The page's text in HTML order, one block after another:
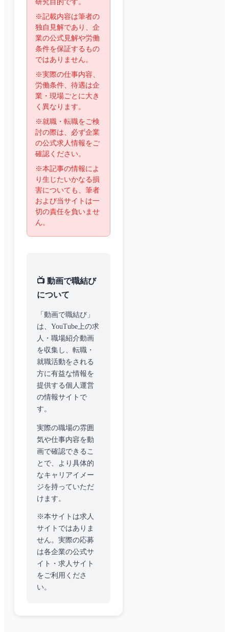
研究目的です。
※記載内容は筆者の
独自見解であり、企
業の公式見解や労働
条件を保証するもの
ではありません。
※実際の仕事内容、
労働条件、待遇は企
業・現場ごとに大き
く異なります。
※就職・転職をご検
討の際は、必ず企業
の公式求人情報をご
確認ください。
※本記事の情報によ
り生じたいかなる損
害についても、筆者
および当サイトは一
切の責任を負いませ
ん。
📺 動画で職結び
について
「動画で職結び」
は、YouTube上の求
人・職場紹介動画
を収集し、転職・
就職活動をされる
方に有益な情報を
提供する個人運営
の情報サイトで
す。
実際の職場の雰囲
気や仕事内容を動
画で確認できるこ
とで、より具体的
なキャリアイメー
ジを持っていただ
けます。
※本サイトは求人
サイトではありま
せん。実際の応募
は各企業の公式サ
イト・求人サイト
をご利用くださ
い。